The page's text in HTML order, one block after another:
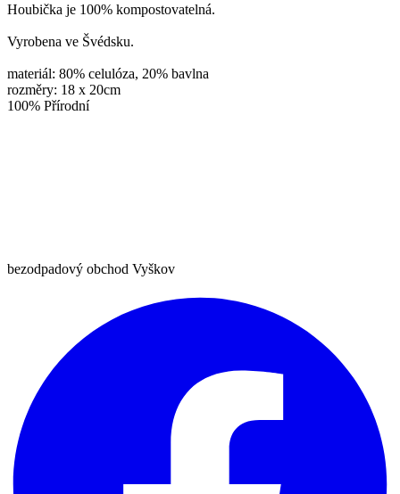
Houbička je 100% kompostovatelná.
Vyrobena ve Švédsku.
materiál: 80% celulóza, 20% bavlna
rozměry: 18 x 20cm
100% Přírodní
bezodpadový obchod Vyškov